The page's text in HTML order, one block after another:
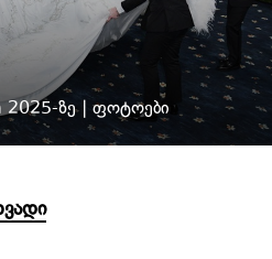
2025-ზე | ფოტოები